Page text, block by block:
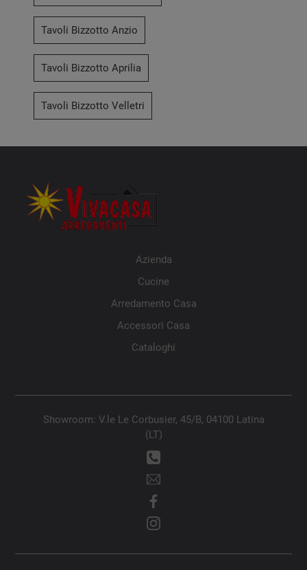
Tavoli Bizzotto Anzio
Tavoli Bizzotto Aprilia
Tavoli Bizzotto Velletri
Azienda
Cucine
Arredamento Casa
Accessori Casa
Cataloghi
Showroom: V.le Le Corbusier, 45/B, 04100 Latina
(LT)